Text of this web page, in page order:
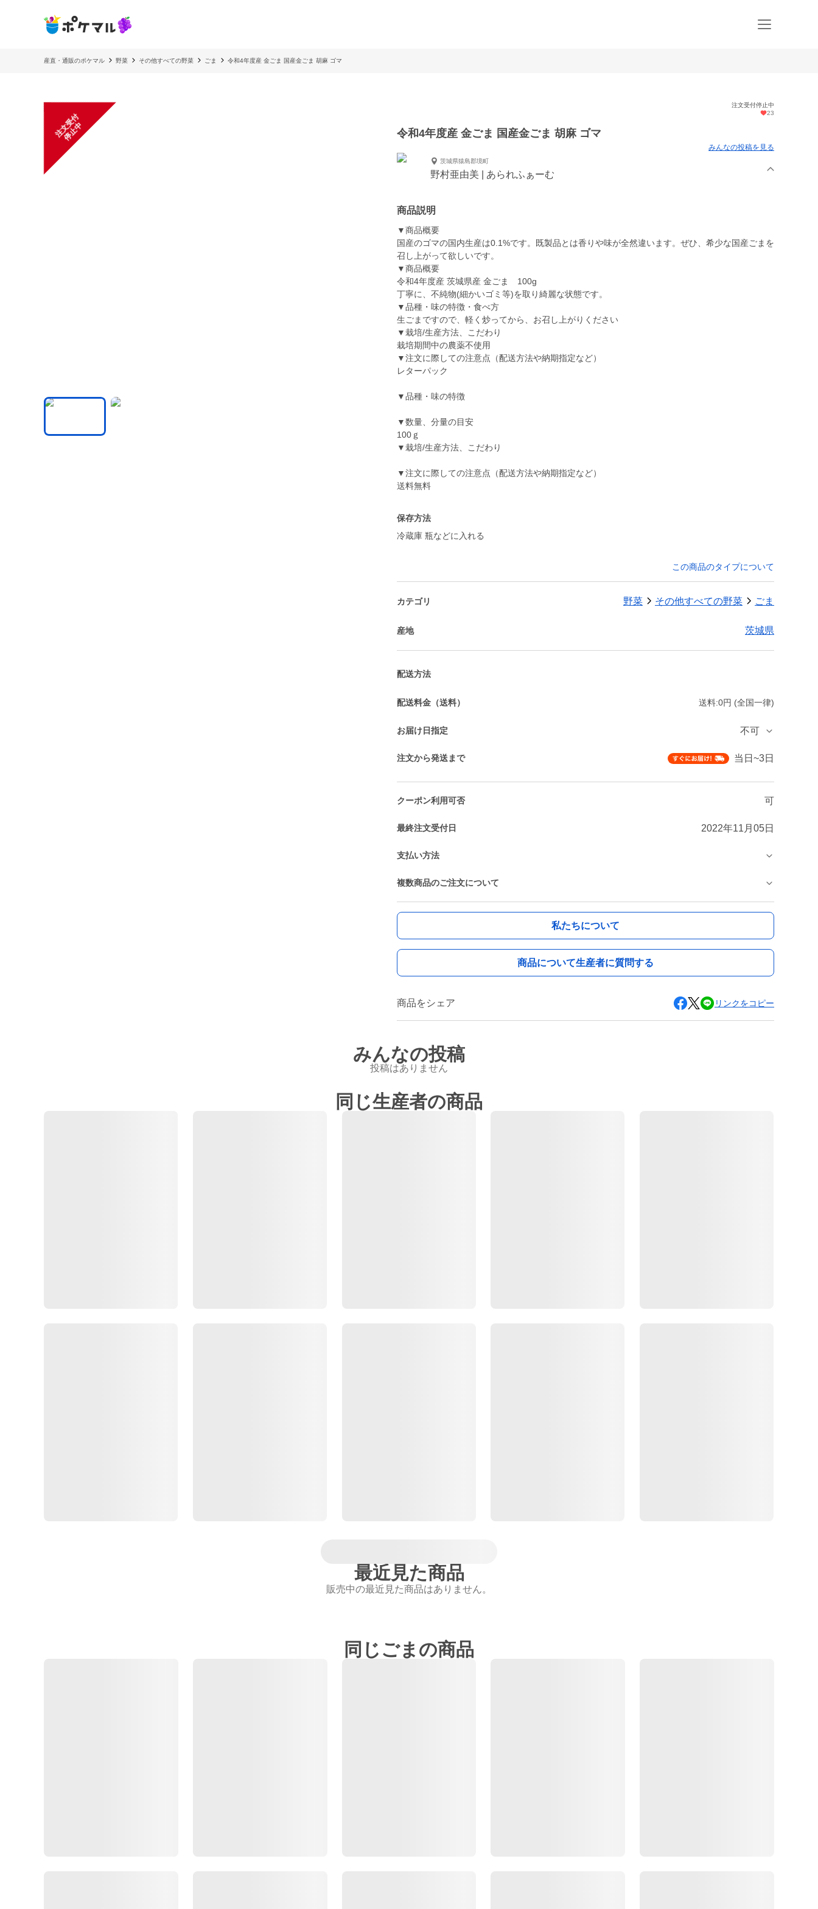
産直・通販のポケマル 野菜 その他すべての野菜 ごま 令和4年度産 金ごま 国産金ごま 胡麻 ゴマ
注
文
受
付
停
止
中
注文受付停止中
23
令和4年度産 金ごま 国産金ごま 胡麻 ゴマ
みんなの投稿を見る
茨城県猿島郡境町
野村亜由美 | あられふぁーむ
商品説明
▼商品概要
国産のゴマの国内生産は0.1%です。既製品とは香りや味が全然違います。ぜひ、希少な国産ごまを
召し上がって欲しいです。
▼商品概要
令和4年度産 茨城県産 金ごま 100g
丁寧に、不純物(細かいゴミ等)を取り綺麗な状態です。
▼品種・味の特徴・食べ方
生ごまですので、軽く炒ってから、お召し上がりください
▼栽培/生産方法、こだわり
栽培期間中の農薬不使用
▼注文に際しての注意点（配送方法や納期指定など）
レターパック
▼品種・味の特徴
▼数量、分量の目安
100ｇ
▼栽培/生産方法、こだわり
▼注文に際しての注意点（配送方法や納期指定など）
送料無料
保存方法
冷蔵庫 瓶などに入れる
この商品のタイプについて
カテゴリ 野菜 その他すべての野菜 ごま
産地 茨城県
配送方法
配送料金（送料） 送料:0円 (全国一律)
お届け日指定 不可
注文から発送まで 当日~3日
クーポン利用可否 可
最終注文受付日 2022年11月05日
支払い方法
複数商品のご注文について
私たちについて
商品について生産者に質問する
商品をシェア リンクをコピー
みんなの投稿
投稿はありません
同じ生産者の商品
最近見た商品
販売中の最近見た商品はありません。
同じごまの商品